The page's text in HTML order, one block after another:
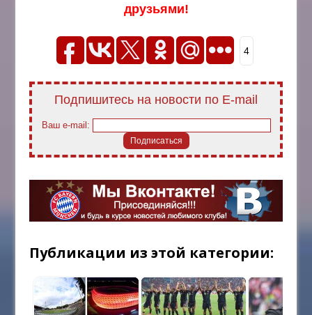
друзьями!
4
Подпишитесь на новости по E-mail
Ваш e-mail:
Публикации из этой категории: